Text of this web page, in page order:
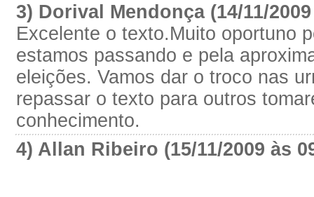
3) Dorival Mendonça (14/11/
Excelente o texto.Muito oportuno
estamos passando e pela
eleições. Vamos dar o troco nas
repassar o texto para outros
conhecimento.
4) Allan Ribeiro (15/11/2009 às